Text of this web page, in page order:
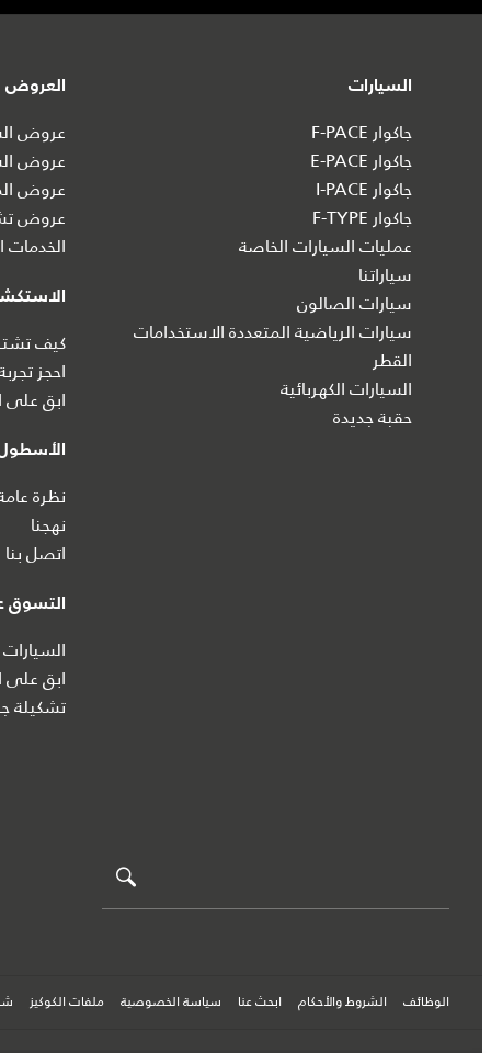
السيارات
جاكوار F-PACE
جاكوار E-PACE
جاكوار I‑PACE
جاكوار F-TYPE
عمليات السيارات الخاصة
سياراتنا
سيارات الصالون
سيارات الرياضية المتعددة الاستخدامات
القطر
السيارات الكهربائية
حقبة جديدة
العروض
عروض
عروض
عروض
عروض
الخدمات
كيف
احجز
ابق على
نظرة
نهجنا
اتصل بنا
التسوق
ابق على
تشكيلة
الوظائف الشروط والأحكام ابحث عنا سياسة الخصوصية ملفات الكوكيز